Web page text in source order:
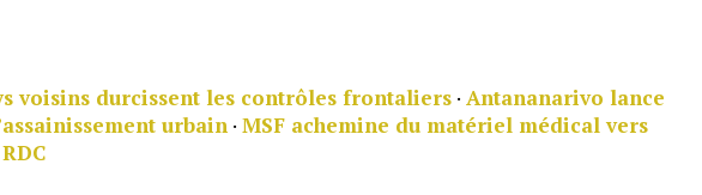
voisins durcissent les contrôles frontaliers · Antananarivo lance
urbain · MSF achemine du matériel médical vers